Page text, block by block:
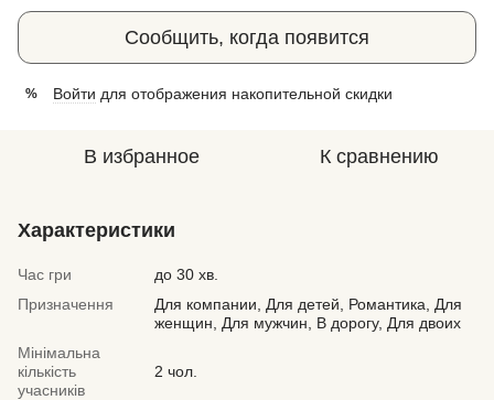
Сообщить, когда появится
% Войти для отображения накопительной скидки
В избранное К сравнению
Характеристики
Час гри
до 30 хв.
Призначення
Для компании, Для детей, Романтика, Для
женщин, Для мужчин, В дорогу, Для двоих
Мінімальна
кількість
учасників
2 чол.